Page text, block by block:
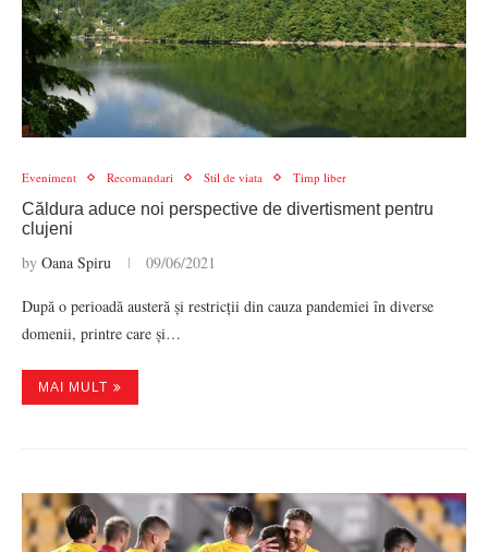
Eveniment Recomandari Stil de viata Timp liber
Căldura aduce noi perspective de divertisment pentru
clujeni
by Oana Spiru 09/06/2021
După o perioadă austeră și restricții din cauza pandemiei în diverse
domenii, printre care și…
MAI MULT